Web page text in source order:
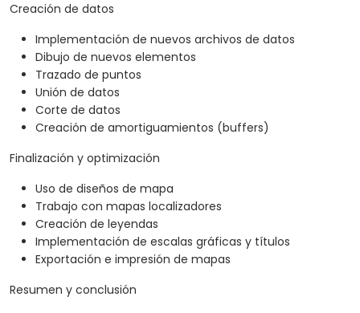
Creación de datos
Implementación de nuevos archivos de datos
Dibujo de nuevos elementos
Trazado de puntos
Unión de datos
Corte de datos
Creación de amortiguamientos (buffers)
Finalización y optimización
Uso de diseños de mapa
Trabajo con mapas localizadores
Creación de leyendas
Implementación de escalas gráficas y títulos
Exportación e impresión de mapas
Resumen y conclusión